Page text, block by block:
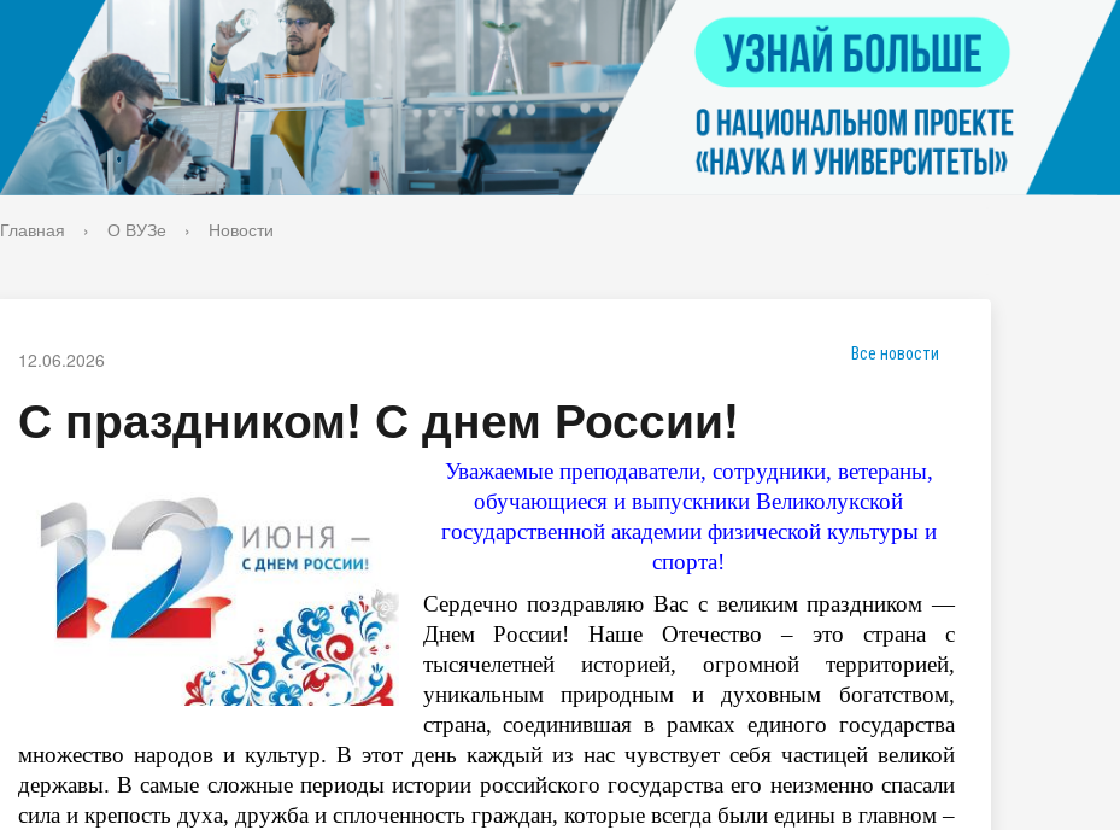
Библиотека
Контакты
Спорт-норма жизни Оценка качества образования
Нацпроект "Наука и университеты"
Попечительский совет
Единое окно по решению вопросов
поддержки молодых студенческих
семей и матерей (отцов) с детьми
Главная › О ВУЗе › Новости
12.06.2026 Все новости
С праздником! С днем России!
Уважаемые преподаватели, сотрудники, ветераны,
обучающиеся и выпускники Великолукской
государственной академии физической культуры и
спорта!
Сердечно поздравляю Вас с великим праздником —
Днем России! Наше Отечество – это страна с
тысячелетней историей, огромной территорией,
уникальным природным и духовным богатством,
страна, соединившая в рамках единого государства
множество народов и культур. В этот день каждый из нас чувствует себя частицей великой
державы. В самые сложные периоды истории российского государства его неизменно спасали
сила и крепость духа, дружба и сплоченность граждан, которые всегда были едины в главном –